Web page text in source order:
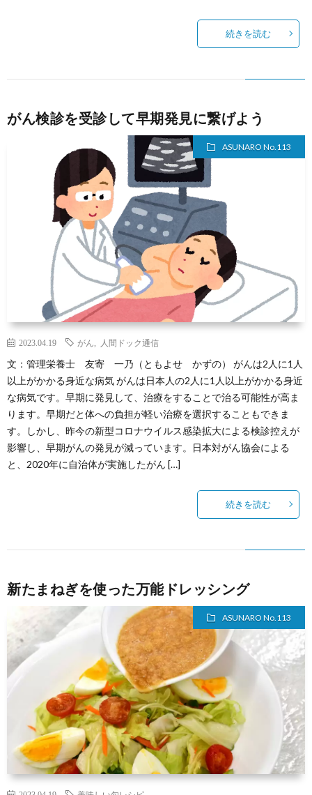
続きを読む
がん検診を受診して早期発見に繋げよう
ASUNARO No.113
2023.04.19 がん 人間ドック通信
文：管理栄養士 友寄 一乃（ともよせ かずの） がんは2人に1人
以上がかかる身近な病気 がんは日本人の2人に1人以上がかかる身近
な病気です。早期に発見して、治療をすることで治る可能性が高ま
ります。早期だと体への負担が軽い治療を選択することもできま
す。しかし、昨今の新型コロナウイルス感染拡大による検診控えが
影響し、早期がんの発見が減っています。日本対がん協会による
と、2020年に自治体が実施したがん […]
続きを読む
新たまねぎを使った万能ドレッシング
ASUNARO No.113